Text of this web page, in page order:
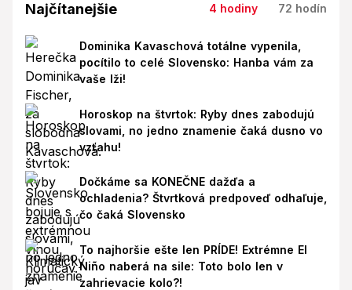
Najčítanejšie 4 hodiny 72 hodín
Dominika Kavaschová totálne vypenila,
pocítilo to celé Slovensko: Hanba vám za
vaše lži!
Horoskop na štvrtok: Ryby dnes zabodujú
slovami, no jedno znamenie čaká dusno vo
vzťahu!
Dočkáme sa KONEČNE dažďa a
ochladenia? Štvrtková predpoveď odhaľuje,
čo čaká Slovensko
To najhoršie ešte len PRÍDE! Extrémne El
Niño naberá na sile: Toto bolo len v
zahrievacie kolo?!